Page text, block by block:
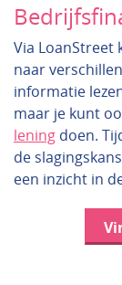
Via LoanStreet
naar
informatie
maar je kunt
lening doen.
de
een inzicht in